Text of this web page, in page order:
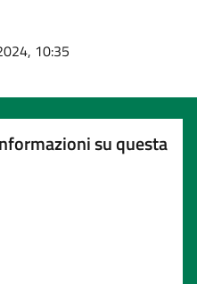
10:35
su questa